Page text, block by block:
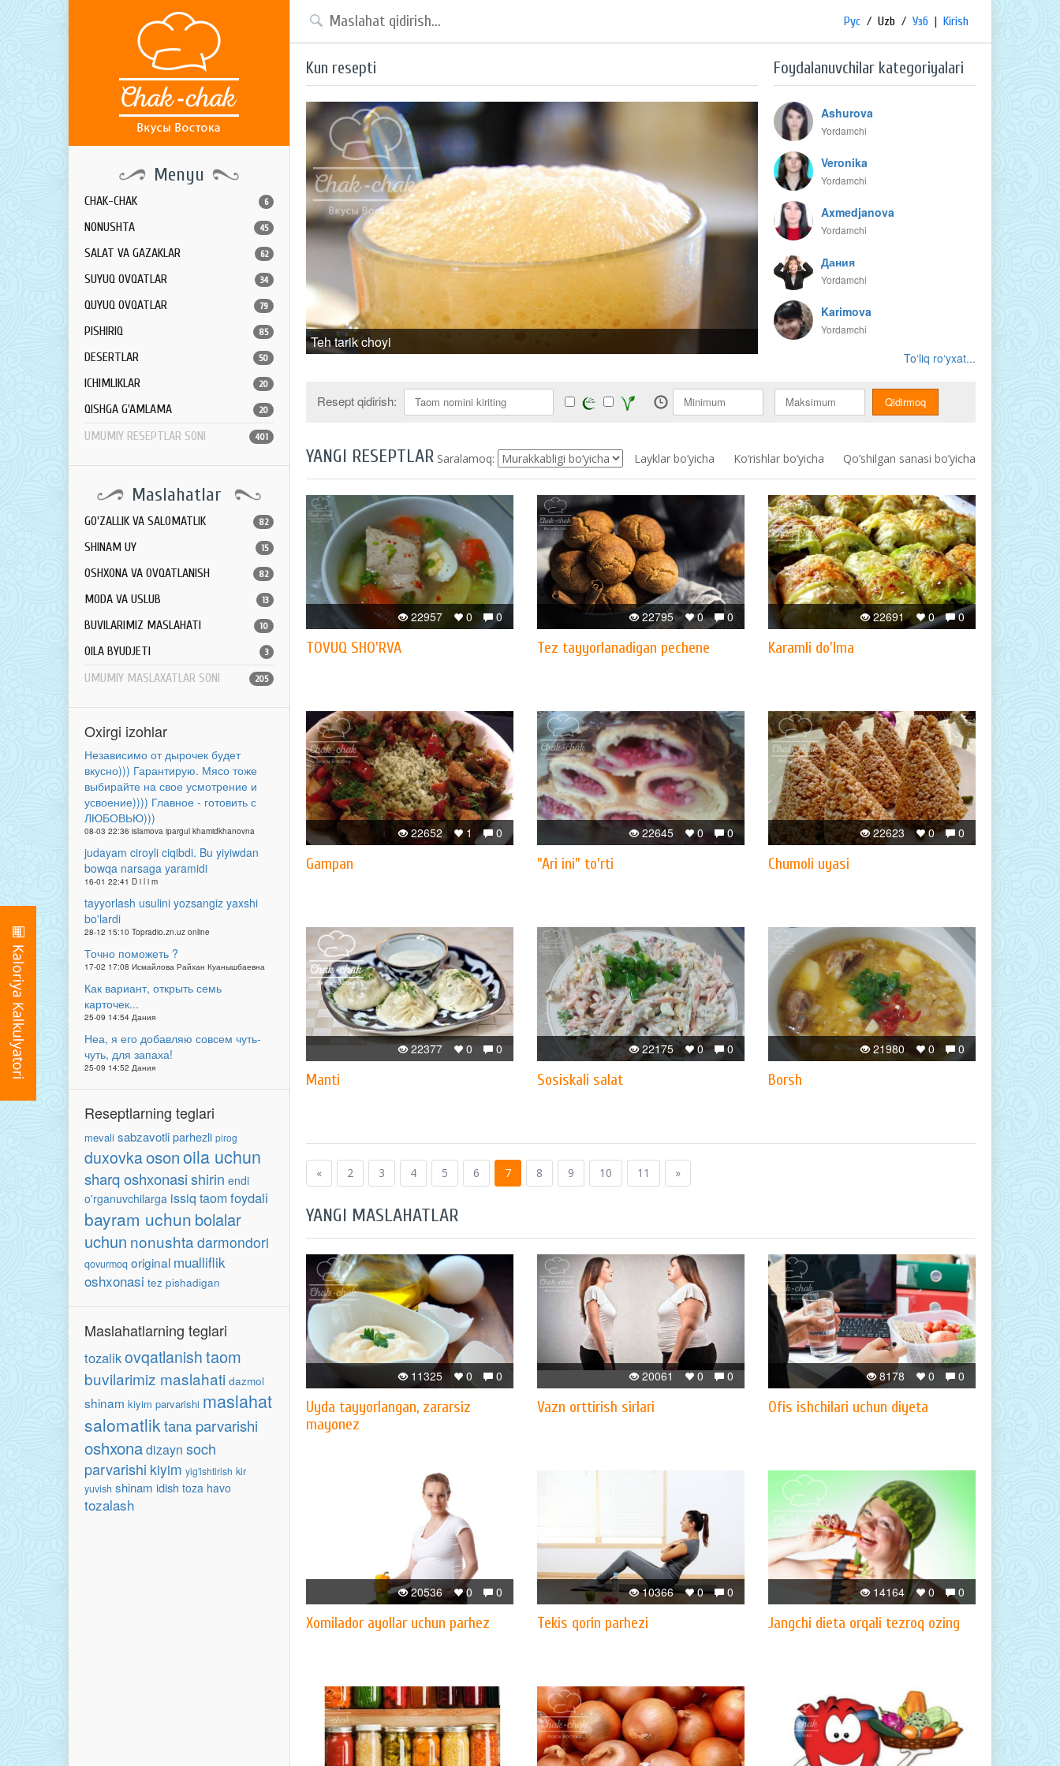
Menyu
CHAK-CHAK 6
NONUSHTA 45
SALAT VA GAZAKLAR 62
SUYUQ OVQATLAR 34
QUYUQ OVQATLAR 79
PISHIRIQ 85
DESERTLAR 50
ICHIMLIKLAR 20
QISHGA G'AMLAMA 20
UMUMIY RESEPTLAR SONI 401
Maslahatlar
GO'ZALLIK VA SALOMATLIK 82
SHINAM UY 15
OSHXONA VA OVQATLANISH 82
MODA VA USLUB 13
BUVILARIMIZ MASLAHATI 10
OILA BYUDJETI 3
UMUMIY MASLAXATLAR SONI 205
Oxirgi izohlar
Независимо от дырочек будет
вкусно))) Гарантирую. Мясо тоже
выбирайте на свое усмотрение и
усвоение)))) Главное - готовить с
ЛЮБОВЬЮ)))
08-03 22:36 islamova ipargul khamidkhanovna
judayam ciroyli ciqibdi. Bu yiyiwdan
bowqa narsaga yaramidi
16-01 22:41 D i l i m
tayyorlash usulini yozsangiz yaxshi
bo'lardi
28-12 15:10 Topradio.zn.uz online
Точно поможеть ?
17-02 17:08 Исмайлова Райхан Куанышбаевна
Как вариант, открыть семь
карточек...
25-09 14:54 Дания
Неа, я его добавляю совсем чуть-
чуть, для запаха!
25-09 14:52 Дания
Reseptlarning teglari
mevali sabzavotliparhezli pirog
duxovkaosonoila uchun
sharq oshxonasishirin endi
o'rganuvchilarga issiq taomfoydali
bayram uchun bolalar
uchun nonushta darmondori
qovurmoq original mualliflik
oshxonasi tez pishadigan
Maslahatlarning teglari
tozalikovqatlanishtaom
buvilarimiz maslahati dazmol
shinam kiyim parvarishi maslahat
salomatliktana parvarishi
oshxonadizayn soch
parvarishi kiyim yig'ishtirish kir
yuvish shinam idish toza havo
tozalash
Рус / Uzb / Узб | Kirish
Kun resepti
Teh tarik choyi
Foydalanuvchilar kategoriyalari
Ashurova
Yordamchi
Veronika
Yordamchi
Axmedjanova
Yordamchi
Дания
Yordamchi
Karimova
Yordamchi
To‘liq ro‘yxat...
Resept qidirish:
YANGI RESEPTLAR Saralamoq: Layklar bo’yicha Ko‘rishlar bo‘yicha Qo’shilgan sanasi bo’yicha
0
0
22957
TOVUQ SHO'RVA
0
0
22795
Tez tayyorlanadigan pechene
0
0
22691
Karamli do'lma
0
1
22652
Gampan
0
0
22645
"Ari ini" to'rti
0
0
22623
Chumoli uyasi
0
0
22377
Manti
0
0
22175
Sosiskali salat
0
0
21980
Borsh
« 2 3 4 5 6 7 8 9 10 11 »
YANGI MASLAHATLAR
0
0
11325
Uyda tayyorlangan, zararsiz
mayonez
0
0
20061
Vazn orttirish sirlari
0
0
8178
Ofis ishchilari uchun diyeta
0
0
20536
Xomilador ayollar uchun parhez
0
0
10366
Tekis qorin parhezi
0
0
14164
Jangchi dieta orqali tezroq ozing